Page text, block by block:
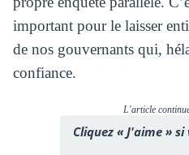
important pour le laisser
de nos gouvernants qui,
confiance.
L'article
Cliquez « J'aime »